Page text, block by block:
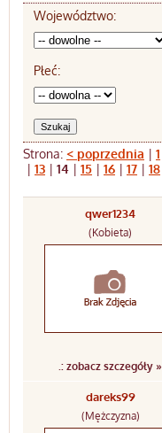
Województwo:
Płeć:
Strona: < poprzednia | 1
| 13 | 14 | 15 | 16 | 17 | 18
qwer1234
(Kobieta)
.: zobacz szczegóły »
dareks99
(Mężczyzna)